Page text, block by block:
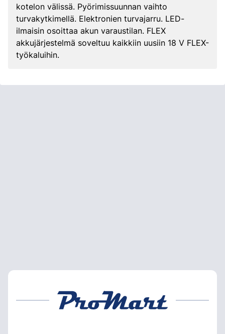
kotelon välissä. Pyörimissuunnan vaihto
turvakytkimellä. Elektronien turvajarru. LED-
ilmaisin osoittaa akun varaustilan. FLEX
akkujärjestelmä soveltuu kaikkiin uusiin 18 V FLEX-
työkaluihin.